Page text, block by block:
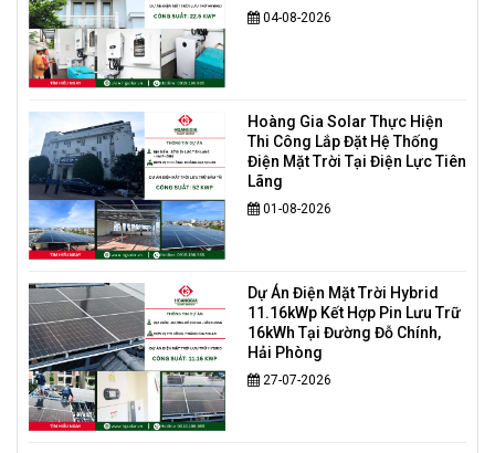
04-08-2026
Hoàng Gia Solar Thực Hiện
Thi Công Lắp Đặt Hệ Thống
Điện Mặt Trời Tại Điện Lực Tiên
Lãng
01-08-2026
Dự Án Điện Mặt Trời Hybrid
11.16kWp Kết Hợp Pin Lưu Trữ
16kWh Tại Đường Đỗ Chính,
Hải Phòng
27-07-2026